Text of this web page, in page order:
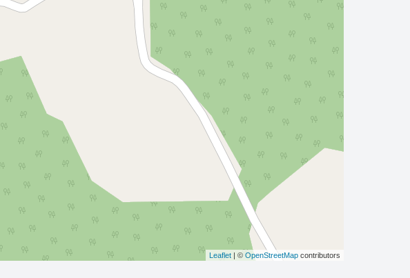
Leaflet | © OpenStreetMap contributors